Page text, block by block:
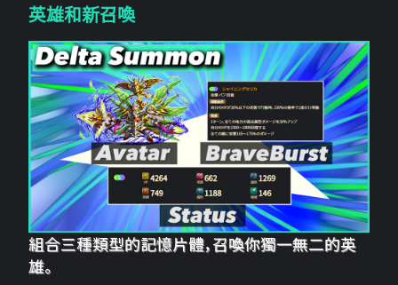
英雄和新召喚
組合三種類型的記憶片體，召喚你獨一無二的英
雄。